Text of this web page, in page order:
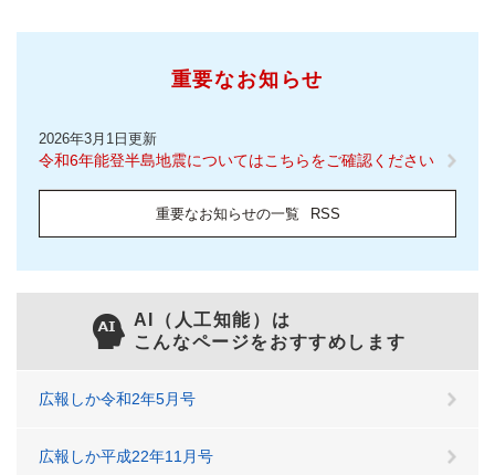
重要なお知らせ
2026年3月1日更新
令和6年能登半島地震についてはこちらをご確認ください
重要なお知らせの一覧 RSS
AI（人工知能）は
こんなページをおすすめします
広報しか令和2年5月号
広報しか平成22年11月号